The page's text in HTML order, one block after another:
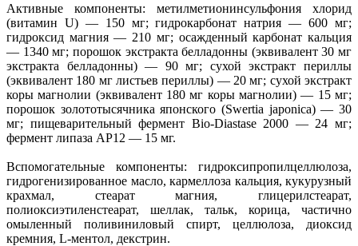
Активные компоненты: метилметионинсульфония хлорид
(витамин U) — 150 мг; гидрокарбонат натрия — 600 мг;
гидроксид магния — 210 мг; осажденный карбонат кальция
— 1340 мг; порошок экстракта белладонны (эквивалент 30 мг
экстракта белладонны) — 90 мг; сухой экстракт периллы
(эквивалент 180 мг листьев периллы) — 20 мг; сухой экстракт
коры магнолии (эквивалент 180 мг коры магнолии) — 15 мг;
порошок золототысячника японского (Swertia japonica) — 30
мг; пищеварительный фермент Bio-Diastase 2000 — 24 мг;
фермент липаза AP12 — 15 мг.
Вспомогательные компоненты: гидроксипропилцеллюлоза,
гидрогенизированное масло, кармеллоза кальция, кукурузный
крахмал, стеарат магния, глицерилстеарат,
полиоксиэтиленстеарат, шеллак, тальк, корица, частично
омыленный поливиниловый спирт, целлюлоза, диоксид
кремния, L-ментол, декстрин.